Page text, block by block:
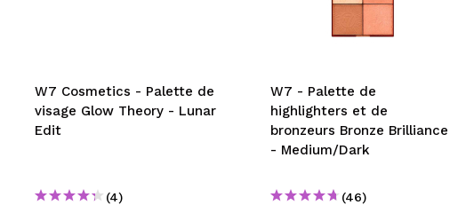
TRAVEL SIZE
NATURE
OFFRES
W7 Cosmetics - Palette de
visage Glow Theory - Lunar
Edit
(4)
W7 - Palette de
highlighters et de
bronzeurs Bronze Brilliance
- Medium/Dark
(46)